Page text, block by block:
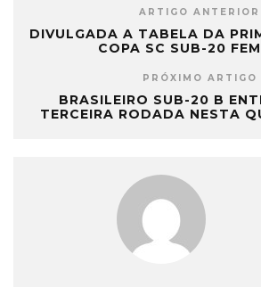
ARTIGO ANTERIOR
DIVULGADA A TABELA DA
COPA SC SUB-20
PRÓXIMO ARTIGO
BRASILEIRO SUB-20 B
TERCEIRA RODADA NESTA